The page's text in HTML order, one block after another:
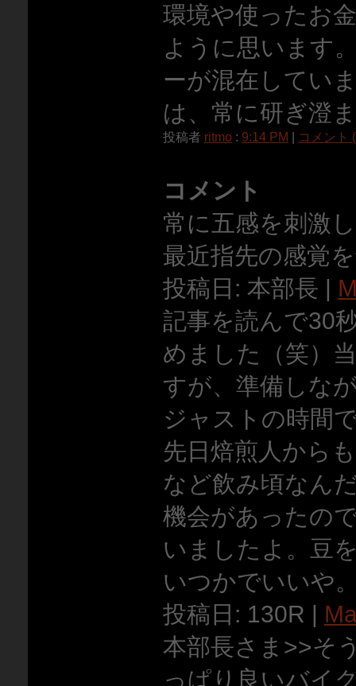
環境や使ったお
ように思います
ーが混在してい
は、常に研ぎ澄
投稿者 ritmo : 9:14 PM コメント
コメント
常に五感を刺激
最近指先の感覚
投稿日: 本部長 |
記事を読んで30
めました（笑）
すが、準備しな
ジャストの時間
先日焙煎人から
など飲み頃なん
機会があったの
いましたよ。豆
いつかでいいや
投稿日: 130R |
本部長さま>>そ
っぱり良いバイ